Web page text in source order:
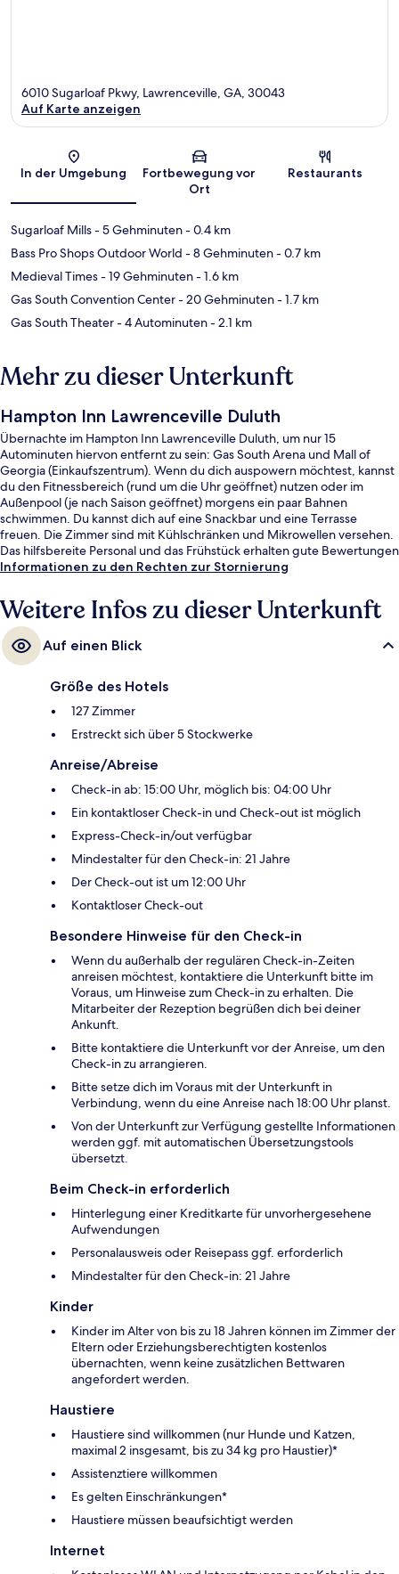
Karte
6010 Sugarloaf Pkwy, Lawrenceville, GA, 30043
Auf Karte anzeigen
In der Umgebung
Fortbewegung vor
Ort
Restaurants
Sugarloaf Mills- 5 Gehminuten- 0.4 km
Bass Pro Shops Outdoor World - 8 Gehminuten- 0.7 km
Medieval Times- 19 Gehminuten- 1.6 km
Gas South Convention Center- 20 Gehminuten- 1.7 km
Gas South Theater- 4 Autominuten- 2.1 km
Mehr zu dieser Unterkunft
Hampton Inn Lawrenceville Duluth
Übernachte im Hampton Inn Lawrenceville Duluth, um nur 15
Autominuten hiervon entfernt zu sein: Gas South Arena und Mall of
Georgia (Einkaufszentrum). Wenn du dich auspowern möchtest, kannst
du den Fitnessbereich (rund um die Uhr geöffnet) nutzen oder im
Außenpool (je nach Saison geöffnet) morgens ein paar Bahnen
schwimmen. Du kannst dich auf eine Snackbar und eine Terrasse
freuen. Die Zimmer sind mit Kühlschränken und Mikrowellen versehen.
Das hilfsbereite Personal und das Frühstück erhalten gute Bewertungen
von anderen Reisenden.
Informationen zu den Rechten zur Stornierung
Weitere Infos zu dieser Unterkunft
Auf einen Blick
Größe des Hotels
127 Zimmer
Erstreckt sich über 5 Stockwerke
Anreise/Abreise
Check-in ab: 15:00 Uhr, möglich bis: 04:00 Uhr
Ein kontaktloser Check-in und Check-out ist möglich
Express-Check-in/out verfügbar
Mindestalter für den Check-in: 21 Jahre
Der Check-out ist um 12:00 Uhr
Kontaktloser Check-out
Besondere Hinweise für den Check-in
Wenn du außerhalb der regulären Check-in-Zeiten
anreisen möchtest, kontaktiere die Unterkunft bitte im
Voraus, um Hinweise zum Check-in zu erhalten. Die
Mitarbeiter der Rezeption begrüßen dich bei deiner
Ankunft.
Bitte kontaktiere die Unterkunft vor der Anreise, um den
Check-in zu arrangieren.
Bitte setze dich im Voraus mit der Unterkunft in
Verbindung, wenn du eine Anreise nach 18:00 Uhr planst.
Von der Unterkunft zur Verfügung gestellte Informationen
werden ggf. mit automatischen Übersetzungstools
übersetzt.
Beim Check-in erforderlich
Hinterlegung einer Kreditkarte für unvorhergesehene
Aufwendungen
Personalausweis oder Reisepass ggf. erforderlich
Mindestalter für den Check-in: 21 Jahre
Kinder
Kinder im Alter von bis zu 18 Jahren können im Zimmer der
Eltern oder Erziehungsberechtigten kostenlos
übernachten, wenn keine zusätzlichen Bettwaren
angefordert werden.
Haustiere
Haustiere sind willkommen (nur Hunde und Katzen,
maximal 2 insgesamt, bis zu 34 kg pro Haustier)*
Assistenztiere willkommen
Es gelten Einschränkungen*
Haustiere müssen beaufsichtigt werden
Internet